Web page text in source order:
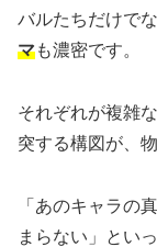
バルたちだけでな
マも濃密です。
それぞれが複雑
突する構図が、
「あのキャラの
まらない」とい